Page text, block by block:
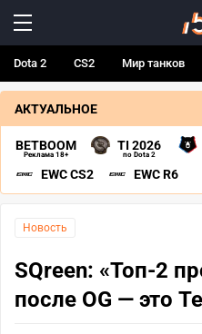
Dota 2 CS2 Мир танков
АКТУАЛЬНОЕ
BETBOOM
Реклама 18+
TI 2026
по Dota 2
EWC CS2 EWC R6
Новость
SQreen: «Топ-2
после OG — это